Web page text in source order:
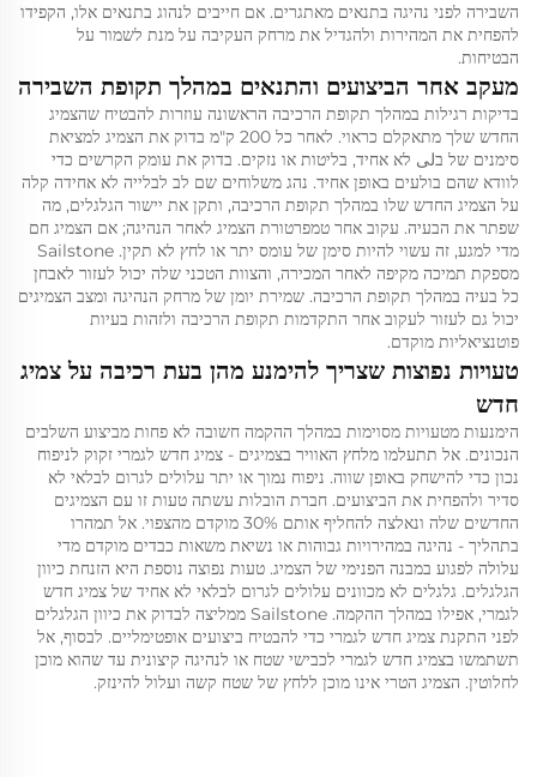
השבירה לפני נהיגה בתנאים מאתגרים. אם חייבים לנהוג בתנאים אלו, הקפידו
להפחית את המהירות ולהגדיל את מרחק העקיבה על מנת לשמור על
הבטיחות.
מעקב אחר הביצועים והתנאים במהלך תקופת השבירה
בדיקות רגילות במהלך תקופת הרכיבה הראשונה עוזרות להבטיח שהצמיג
החדש שלך מתאקלם כראוי. לאחר כל 200 ק"מ בדוק את הצמיג למציאת
סימנים של בلى לא אחיד, בליטות או נזקים. בדוק את עומק הקרשים כדי
לוודא שהם בולעים באופן אחיד. נהג משלוחים שם לב לבלייה לא אחידה קלה
על הצמיג החדש שלו במהלך תקופת הרכיבה, ותקן את יישור הגלגלים, מה
שפתר את הבעיה. עקוב אחר טמפרטורת הצמיג לאחר הנהיגה; אם הצמיג חם
מדי למגע, זה עשוי להיות סימן של עומס יתר או לחץ לא תקין. Sailstone
מספקת תמיכה מקיפה לאחר המכירה, והצוות הטכני שלה יכול לעזור לאבחן
כל בעיה במהלך תקופת הרכיבה. שמירת יומן של מרחק הנהיגה ומצב הצמיגים
יכול גם לעזור לעקוב אחר התקדמות תקופת הרכיבה ולזהות בעיות
פוטנציאליות מוקדם.
טעויות נפוצות שצריך להימנע מהן בעת רכיבה על צמיג
חדש
הימנעות מטעויות מסוימות במהלך ההקמה חשובה לא פחות מביצוע השלבים
הנכונים. אל תתעלמו מלחץ האוויר בצמיגים - צמיג חדש לגמרי זקוק לניפוח
נכון כדי להישחק באופן שווה. ניפוח נמוך או יתר עלולים לגרום לבלאי לא
סדיר ולהפחית את הביצועים. חברת הובלות עשתה טעות זו עם הצמיגים
החדשים שלה ונאלצה להחליף אותם 30% מוקדם מהצפוי. אל תמהרו
בתהליך - נהיגה במהירויות גבוהות או נשיאת משאות כבדים מוקדם מדי
עלולה לפגוע במבנה הפנימי של הצמיג. טעות נפוצה נוספת היא הזנחת כיוון
הגלגלים. גלגלים לא מכוונים עלולים לגרום לבלאי לא אחיד של צמיג חדש
לגמרי, אפילו במהלך ההקמה. Sailstone ממליצה לבדוק את כיוון הגלגלים
לפני התקנת צמיג חדש לגמרי כדי להבטיח ביצועים אופטימליים. לבסוף, אל
תשתמשו בצמיג חדש לגמרי לכבישי שטח או לנהיגה קיצונית עד שהוא מוכן
לחלוטין. הצמיג הטרי אינו מוכן ללחץ של שטח קשה ועלול להינזק.